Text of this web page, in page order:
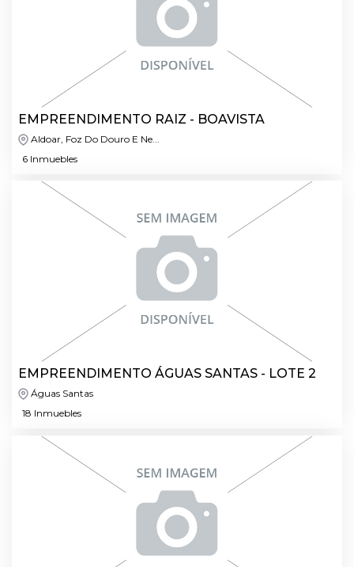
EMPREENDIMENTO RAIZ - BOAVISTA
Aldoar, Foz Do Douro E Ne...
6 Inmuebles
EMPREENDIMENTO ÁGUAS SANTAS - LOTE 2
Águas Santas
18 Inmuebles